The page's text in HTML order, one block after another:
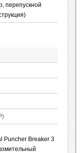
перепускной
Puncher Breaker 3